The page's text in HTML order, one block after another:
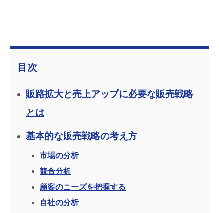
目次
販路拡大と売上アップに必要な販売戦略
とは
基本的な販売戦略の考え方
市場の分析
競合分析
顧客のニーズを把握する
自社の分析